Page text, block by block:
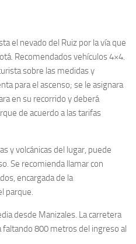
el nevado del Ruiz por la vía que
Recomendados vehículos 4×4.
sobre las medidas y
para el ascenso; se le asignara
en su recorrido y deberá
de acuerdo a las tarifas
y volcánicas del lugar, puede
Se recomienda llamar con
, encargada de la
parque.
desde Manizales. La carretera
800 metros del ingreso al